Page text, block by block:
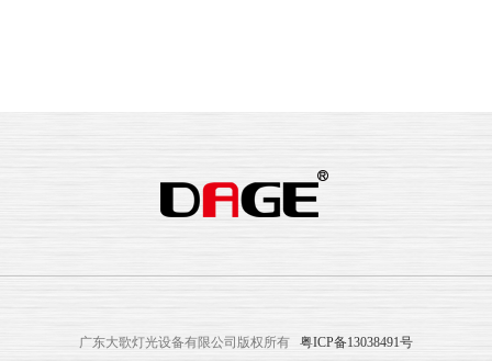
广东大歌灯光设备有限公司版权所有 粤ICP备13038491号